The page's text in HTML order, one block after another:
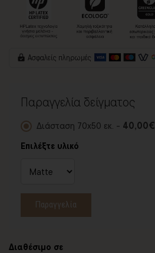
Ασφαλείς πληρωμές
Παραγγελία δείγματος
Διάσταση 70x50 εκ. - 40,00€
Επιλέξτε υλικό
Παραγγελία
Διαθέσιμο σε